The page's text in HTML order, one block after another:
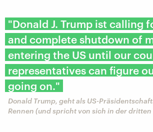
"Donald J. Trump ist calling
and complete shutdown of
entering the US until our
representatives can figure
going on."
Donald Trump, geht als US-
Rennen (und spricht von sich in der dritten